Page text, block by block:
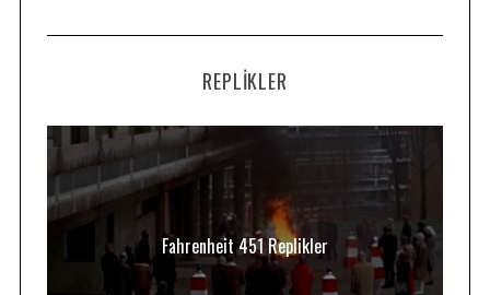
REPLIKLER
Fahrenheit 451 Replikler